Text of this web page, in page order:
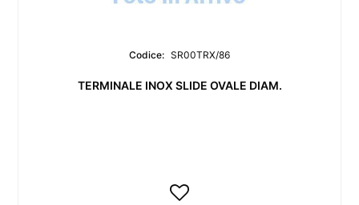
Codice: SR00TRX/86
TERMINALE INOX SLIDE OVALE DIAM.